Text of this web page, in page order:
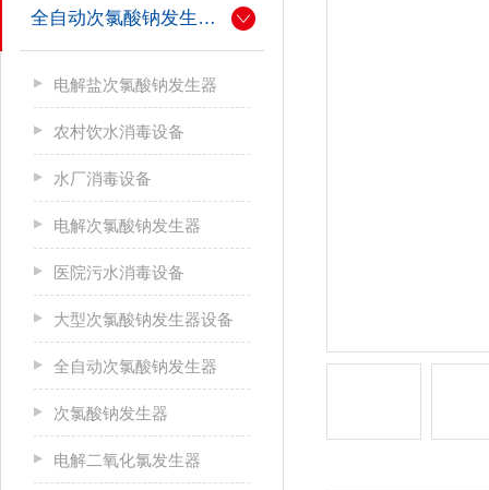
全自动次氯酸钠发生器厂家
电解盐次氯酸钠发生器
农村饮水消毒设备
水厂消毒设备
电解次氯酸钠发生器
医院污水消毒设备
大型次氯酸钠发生器设备
全自动次氯酸钠发生器
次氯酸钠发生器
电解二氧化氯发生器